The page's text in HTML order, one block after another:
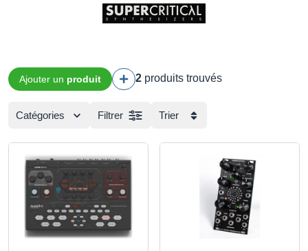
Ajouter un produit 2 produits trouvés
Catégories Filtrer Trier